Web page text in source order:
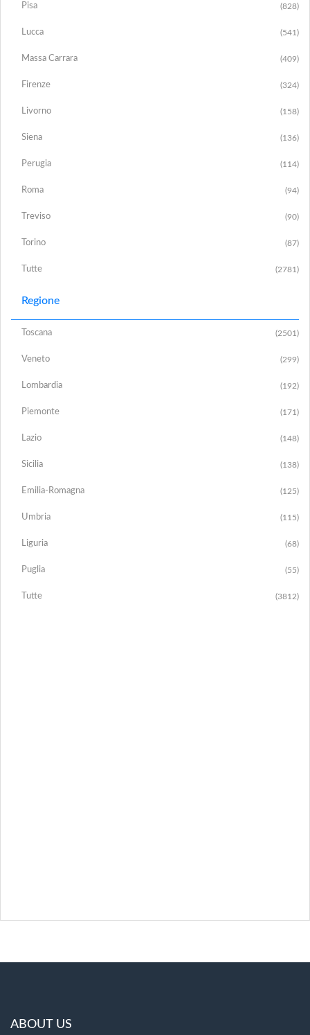
Pisa (828)
Lucca (541)
Massa Carrara (409)
Firenze (324)
Livorno (158)
Siena (136)
Perugia (114)
Roma (94)
Treviso (90)
Torino (87)
Tutte (2781)
Regione
Toscana (2501)
Veneto (299)
Lombardia (192)
Piemonte (171)
Lazio (148)
Sicilia (138)
Emilia-Romagna (125)
Umbria (115)
Liguria (68)
Puglia (55)
Tutte (3812)
ABOUT US